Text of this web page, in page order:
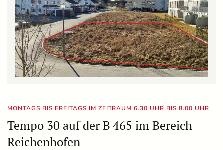
MONTAGS BIS FREITAGS IM ZEITRAUM 6.30 UHR BIS 8.00 UHR
Tempo 30 auf der B 465 im Bereich
Reichenhofen